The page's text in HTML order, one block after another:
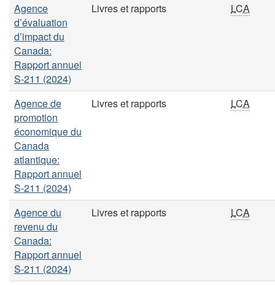
Agence
d’évaluation
d’impact du
Canada:
Rapport annuel
S-211 (2024)
Livres et rapports LCA
Agence de
promotion
économique du
Canada
atlantique:
Rapport annuel
S-211 (2024)
Livres et rapports LCA
Agence du
revenu du
Canada:
Rapport annuel
S-211 (2024)
Livres et rapports LCA